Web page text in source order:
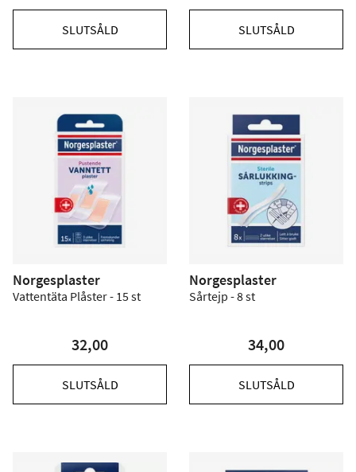
SLUTSÅLD SLUTSÅLD
Norgesplaster
Vattentäta Plåster - 15 st
32,00
SLUTSÅLD
Norgesplaster
Sårtejp - 8 st
34,00
SLUTSÅLD